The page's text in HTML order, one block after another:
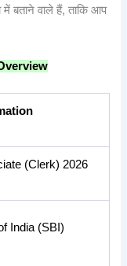
बताने वाले हैं, ताकि आप
(Clerk) 2026
India (SBI)